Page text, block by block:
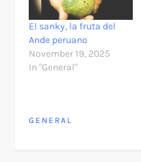
El sanky, la fruta del
Ande peruano
November 19, 2025
In "General"
GENERAL